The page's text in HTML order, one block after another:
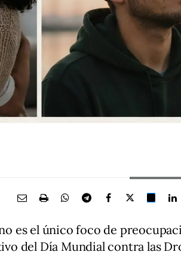
es el único foco de
del Día Mundial contra las